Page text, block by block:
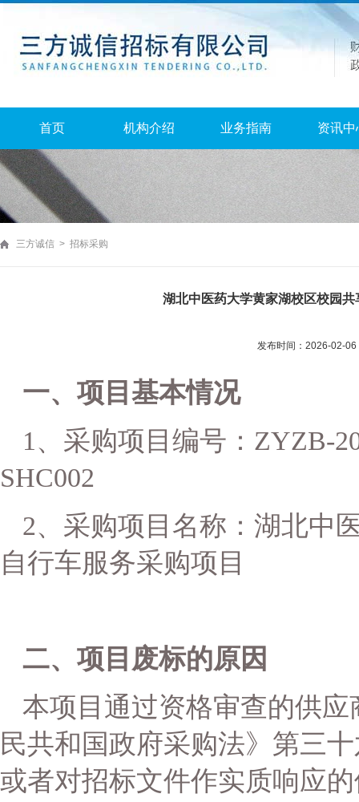
首页 机构介绍 业务指南 资讯中
三方诚信 > 招标采购
湖北中医药大学黄家湖校区校园
发布时间：2026-02-
一、项目基本情况
1、采购项目编号：ZYZB-
SHC002
2、采购项目名称：湖北中
自行车服务采购项目
二、项目 废标的原因
本项目通过资格审查的供应
民共和国政府采购法》第三
或者对招标文件作实质响应